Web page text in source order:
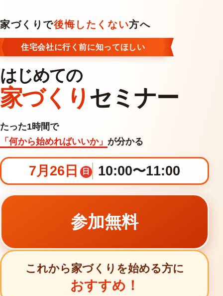
家づくりで後悔したくない方へ
住宅会社に行く前に知ってほしい
はじめての
家づくりセミナー
たった1時間で
「何から始めればいいか」 が分かる
7月26日 日 10:00〜11:00
参加無料
これから家づくりを始める方に
おすすめ！